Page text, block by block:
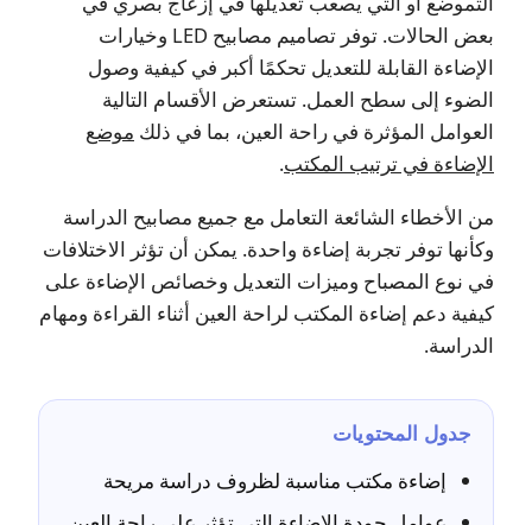
بعض الحالات. توفر تصاميم مصابيح LED وخيارات
الإضاءة القابلة للتعديل تحكمًا أكبر في كيفية وصول
الضوء إلى سطح العمل. تستعرض الأقسام التالية
العوامل المؤثرة في راحة العين، بما في ذلك موضع
الإضاءة في ترتيب المكتب.
من الأخطاء الشائعة التعامل مع جميع مصابيح الدراسة
وكأنها توفر تجربة إضاءة واحدة. يمكن أن تؤثر الاختلافات
في نوع المصباح وميزات التعديل وخصائص الإضاءة على
كيفية دعم إضاءة المكتب لراحة العين أثناء القراءة ومهام
الدراسة.
جدول المحتويات
إضاءة مكتب مناسبة لظروف دراسة مريحة